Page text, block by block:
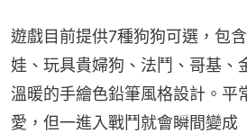
遊戲目前提供7種狗狗可選，包
娃、玩具貴婦狗、法鬥、哥基、
溫暖的手繪色鉛筆風格設計。平
愛，但一進入戰鬥就會瞬間變成